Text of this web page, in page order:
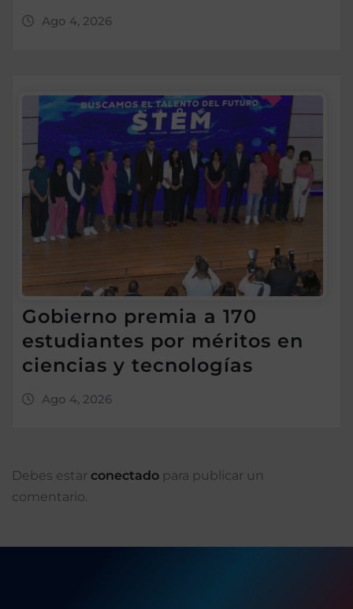
Ago 4, 2026
Gobierno premia a 170
estudiantes por méritos en
ciencias y tecnologías
Ago 4, 2026
Debes estar conectado para publicar un
comentario.